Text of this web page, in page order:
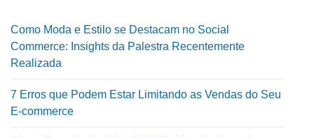
Como Moda e Estilo se Destacam no Social
Commerce: Insights da Palestra Recentemente
Realizada
7 Erros que Podem Estar Limitando as Vendas do Seu
E-commerce